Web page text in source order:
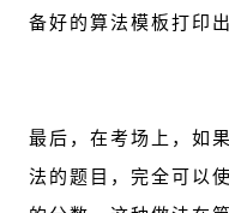
备好的算法模板打印
最后，在考场上，如
法的题目，完全可以